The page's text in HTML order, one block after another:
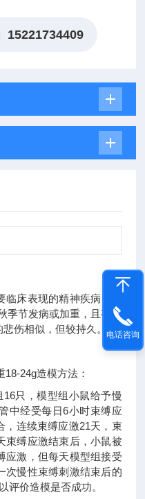
15221734409
床表现的精神疾病，其
季节发病或加重，且有反
伤相似，但较持久。
24g造模方法：
只，模型组小鼠给予慢
中经受每日6小时束缚应
，连续束缚应激21天，束
束缚应激结束后，小鼠被
应激，但每天模型组接受
次慢性束缚刺激结束后的
评价造模是否成功。
电话咨询